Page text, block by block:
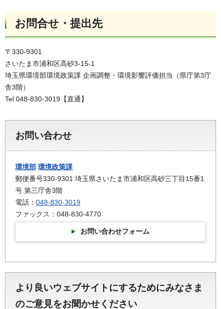
お問合せ・提出先
〒330-9301
さいたま市浦和区高砂3-15-1
埼玉県環境部環境政策課 企画調整・環境影響評価担当（県庁第3庁
舎3階）
Tel 048-830-3019【直通】
お問い合わせ
環境部 環境政策課
郵便番号330-9301 埼玉県さいたま市浦和区高砂三丁目15番1
号 第三庁舎3階
電話： 048-830-3019
ファックス：048-830-4770
お問い合わせフォーム
より良いウェブサイトにするためにみなさま
のご意見をお聞かせください